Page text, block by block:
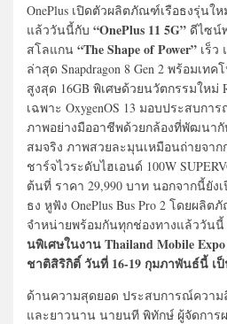
OnePlus เปิดตัวผลิตภัณฑ์เรือธงรุ่นใ
แล้ววันนี้กับ “OnePlus 11 5G” ดีไซน์
สโลแกน “The Shape of Power” เร็ว
ล่าสุด Snapdragon 8 Gen 2 พร้อมเท
สูงสุด 16GB พิเศษด้วยนวัตกรรมใหม่
เฉพาะ OxygenOS 13 มอบประสบก
ภาพอย่างมืออาชีพด้วยกล้องที่พัฒนากั
สมจริง ภาพสวยละมุนเหมือนถ่ายจาก
ชาร์จไวระดับไฮเอนด์ 100W
ต้นที่ ราคา 29,990 บาท นอกจากนี้ยั
ธง หูฟัง OnePlus Bus Pro 2 โดยผลิ
จำหน่ายพร้อมกันทุกช่องทางแล้ววันนี้
นพิเศษในงาน Thailand Mobile
ชาติสิริกิติ์ วันที่ 16-19 กุมภาพันธ์นี้ เ
ด้านความสุดยอด ประสบการณ์ความ
และยาวนาน นายนที พิทักษ์ ผู้จัดกา